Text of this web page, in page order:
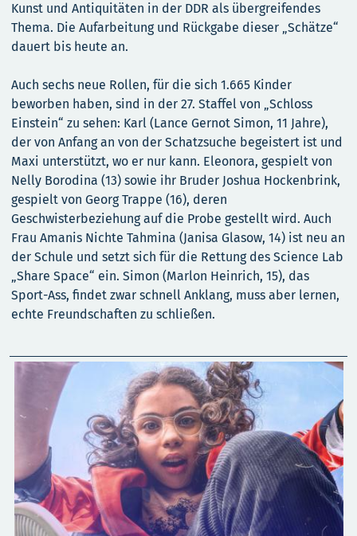
Kunst und Antiquitäten in der DDR als übergreifendes
Thema. Die Aufarbeitung und Rückgabe dieser „Schätze“
dauert bis heute an.
Auch sechs neue Rollen, für die sich 1.665 Kinder
beworben haben, sind in der 27. Staffel von „Schloss
Einstein“ zu sehen: Karl (Lance Gernot Simon, 11 Jahre),
der von Anfang an von der Schatzsuche begeistert ist und
Maxi unterstützt, wo er nur kann. Eleonora, gespielt von
Nelly Borodina (13) sowie ihr Bruder Joshua Hockenbrink,
gespielt von Georg Trappe (16), deren
Geschwisterbeziehung auf die Probe gestellt wird. Auch
Frau Amanis Nichte Tahmina (Janisa Glasow, 14) ist neu an
der Schule und setzt sich für die Rettung des Science Lab
„Share Space“ ein. Simon (Marlon Heinrich, 15), das
Sport-Ass, findet zwar schnell Anklang, muss aber lernen,
echte Freundschaften zu schließen.